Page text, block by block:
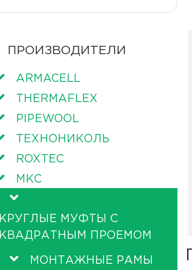
ПРОИЗВОДИТЕЛИ
ARMACELL
THERMAFLEX
PIPEWOOL
ТЕХНОНИКОЛЬ
ROXTEC
МКС
КРУГЛЫЕ МУФТЫ С
КВАДРАТНЫМ ПРОЕМОМ
МОНТАЖНЫЕ РАМЫ